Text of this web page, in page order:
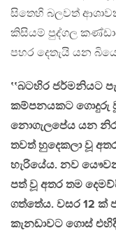
සිතෙහි බලවත්
කිසියම් පුද්ගල
පහර දෙතැයි යන
‛‛බටහිර ජර්මනියට
කම්පනයකට ගොදුරු
නොගැලපේය යන
තවත් හුදෙකලා වූ
හැරියේය. නව
පත් වූ අතර තම
ගත්තේය. වසර 12 ක්
කැනඩාවට ගොස්